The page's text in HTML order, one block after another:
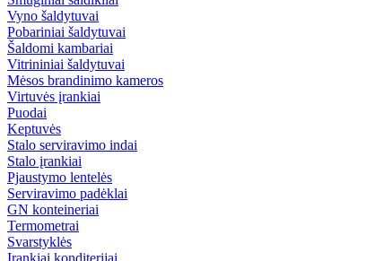
Vyno šaldytuvai
Pobariniai šaldytuvai
Šaldomi kambariai
Vitrininiai šaldytuvai
Mėsos brandinimo kameros
Virtuvės įrankiai
Puodai
Keptuvės
Stalo serviravimo indai
Stalo įrankiai
Pjaustymo lentelės
Serviravimo padėklai
GN konteineriai
Termometrai
Svarstyklės
Įrankiai konditerijai